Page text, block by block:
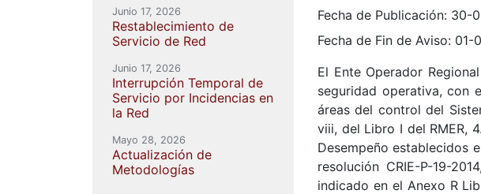
Junio 17, 2026
Restablecimiento de
Servicio de Red
Junio 17, 2026
Interrupción Temporal de
Servicio por Incidencias en
la Red
Mayo 28, 2026
Actualización de
Metodologías
Fecha de Publicación: 30-
Fecha de Fin de Aviso: 01-
El Ente Operador
seguridad operativa, con
áreas del control del
viii, del Libro I del RMER,
Desempeño establecidos
resolución CRIE-P-19-
indicado en el Anexo R